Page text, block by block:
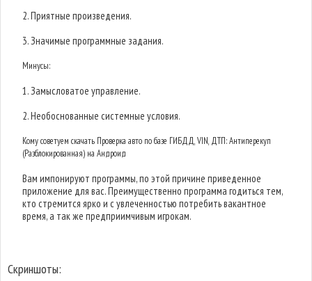
2. Приятные произведения.
3. Значимые программные задания.
Минусы:
1. Замысловатое управление.
2. Необоснованные системные условия.
Кому советуем скачать Проверка авто по базе ГИБДД, VIN, ДТП: Антиперекуп
(Разблокированная) на Андроид
Вам импонируют программы, по этой причине приведенное
приложение для вас. Преимущественно программа годиться тем,
кто стремится ярко и с увлеченностью потребить вакантное
время, а так же предприимчивым игрокам.
Скриншоты: